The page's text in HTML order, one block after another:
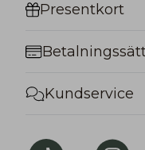
Presentkort
Kundservice